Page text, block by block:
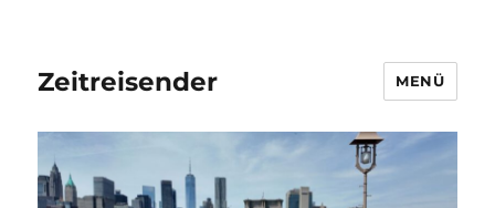
Zeitreisender MENÜ